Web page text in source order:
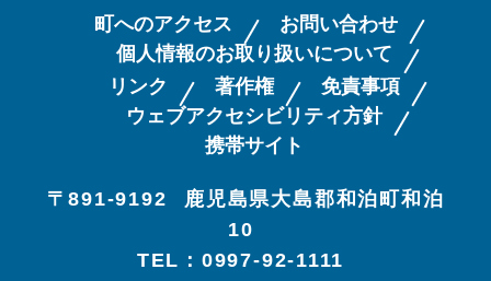
町へのアクセス
お問い合わせ
個人情報のお取り扱いについて
リンク
著作権
免責事項
ウェブアクセシビリティ方針
携帯サイト
〒891-9192
鹿児島県大島郡和泊町和泊
10
TEL：0997-92-1111